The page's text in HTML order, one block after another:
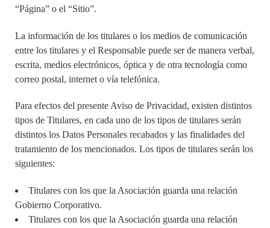
“Página” o el “Sitio”.
La información de los titulares o los medios de comunicación
entre los titulares y el Responsable puede ser de manera verbal,
escrita, medios electrónicos, óptica y de otra tecnología como
correo postal, internet o vía telefónica.
Para efectos del presente Aviso de Privacidad, existen distintos
tipos de Titulares, en cada uno de los tipos de titulares serán
distintos los Datos Personales recabados y las finalidades del
tratamiento de los mencionados. Los tipos de titulares serán los
siguientes:
Titulares con los que la Asociación guarda una relación
Gobierno Corporativo.
Titulares con los que la Asociación guarda una relación